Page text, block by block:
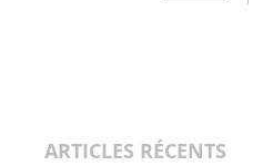
ARTICLES RÉCENTS